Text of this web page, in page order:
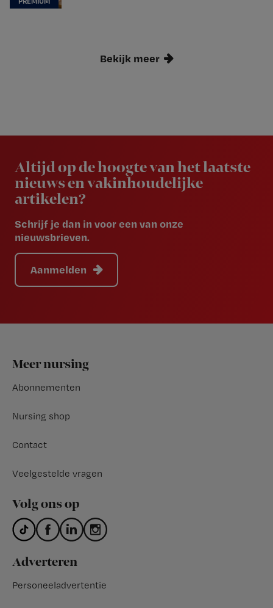
Bekijk meer
Altijd op de hoogte van het laatste
nieuws en vakinhoudelijke
artikelen?
Schrijf je dan in voor een van onze
nieuwsbrieven.
Aanmelden
Footer
Meer nursing
Abonnementen
Nursing shop
Contact
Veelgestelde vragen
Volg ons op
Adverteren
Personeeladvertentie